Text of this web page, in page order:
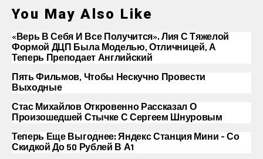
You May Also Like
«Верь В Себя И Все Получится». Лия С Тяжелой
Формой ДЦП Была Моделью, Отличницей, А
Теперь Преподает Английский
Пять Фильмов, Чтобы Нескучно Провести
Выходные
Стас Михайлов Откровенно Рассказал О
Произошедшей Стычке С Сергеем Шнуровым
Теперь Еще Выгоднее: Яндекс Станция Мини – Со
Скидкой До 50 Рублей В А1